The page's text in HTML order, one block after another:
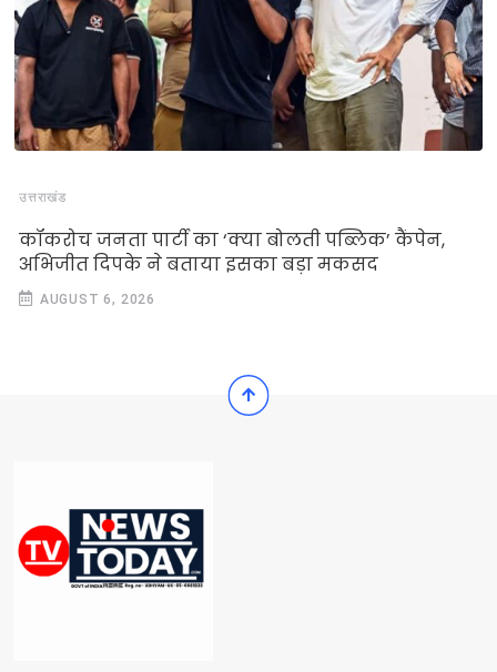
उत्तराखंड
कॉकरोच जनता पार्टी का ‘क्या बोलती पब्लिक’ कैंपेन,
अभिजीत दिपके ने बताया इसका बड़ा मकसद
AUGUST 6, 2026